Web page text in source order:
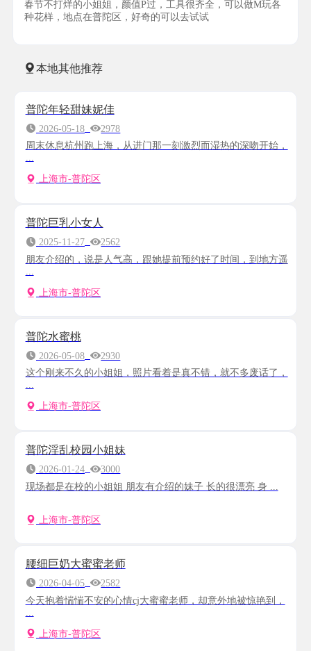
春节不打烊的小姐姐，颜值P过，工具很齐全，可以做M玩各
种花样，地点在普陀区，好奇的可以去试试
本地其他推荐
普陀年轻甜妹妮佳
2026-05-18
2978
周末休息杭州跑上海，从进门那一刻激烈而湿热的深吻开始，
...
上海市-普陀区
普陀巨乳小女人
2025-11-27
2562
朋友介绍的，说是人气高，跟她提前预约好了时间，到地方遥
上海市-普陀区
普陀水蜜桃
2026-05-08
2930
这个刚来不久的小姐姐，照片看着是真不错，就不多废话了，
...
上海市-普陀区
普陀淫乱校园小姐妹
2026-01-24
3000
现场都是在校的小姐姐 朋友有介绍的妹子 长的很漂亮 身 ...
上海市-普陀区
腰细巨奶大蜜蜜老师
2026-04-05
2582
今天抱着惴惴不安的心情cj大蜜蜜老师，却意外地被惊艳到，
上海市-普陀区